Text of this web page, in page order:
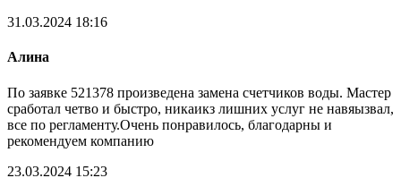
31.03.2024 18:16
Алина
По заявке 521378 произведена замена счетчиков воды. Мастер
сработал четво и быстро, никаикз лишних услуг не навяызвал,
все по регламенту.Очень понравилось, благодарны и
рекомендуем компанию
23.03.2024 15:23